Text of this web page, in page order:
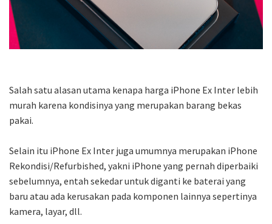
Salah satu alasan utama kenapa harga iPhone Ex Inter lebih
murah karena kondisinya yang merupakan barang bekas
pakai.
Selain itu iPhone Ex Inter juga umumnya merupakan iPhone
Rekondisi/Refurbished, yakni iPhone yang pernah diperbaiki
sebelumnya, entah sekedar untuk diganti ke baterai yang
baru atau ada kerusakan pada komponen lainnya sepertinya
kamera, layar, dll.